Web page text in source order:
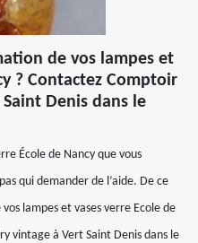
de vos lampes et
? Contactez Comptoir
Denis dans le
École de Nancy que vous
qui demander de l’aide. De ce
lampes et vases verre Ecole de
vintage à Vert Saint Denis dans le